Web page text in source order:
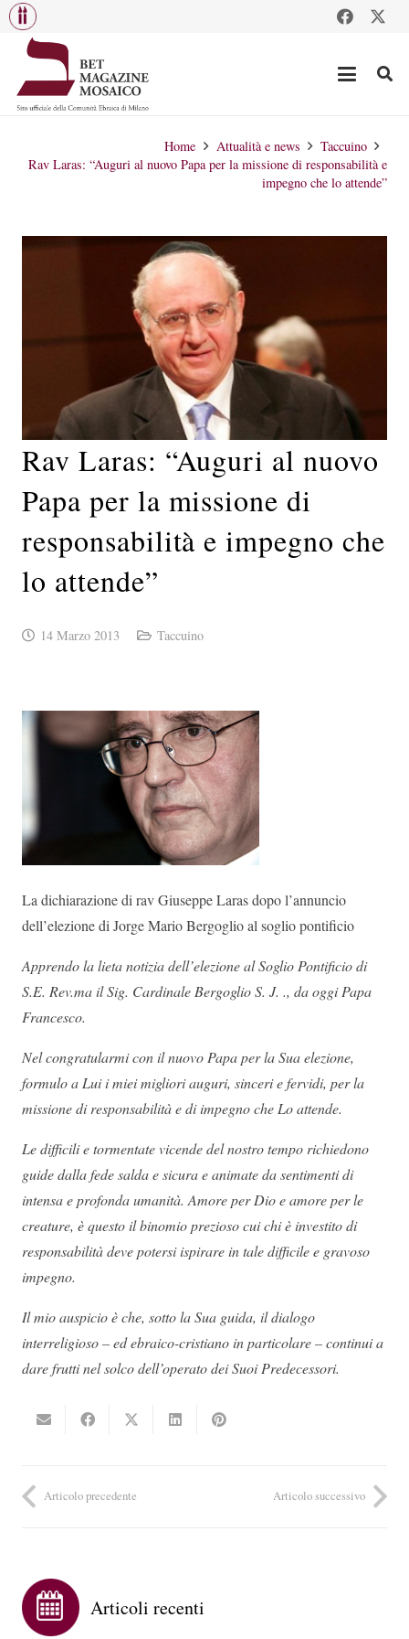
Home Attualità e news
Taccuino
Rav Laras: “Auguri al nuovo Papa per la missione di responsabilità e
impegno che lo attende”
Rav Laras: “Auguri al nuovo
Papa per la missione di
responsabilità e impegno che
lo attende”
14 Marzo 2013 Taccuino
La dichiarazione di rav Giuseppe Laras dopo l’annuncio
dell’elezione di Jorge Mario Bergoglio al soglio pontificio
Apprendo la lieta notizia dell’elezione al Soglio Pontificio di
S.E. Rev.ma il Sig. Cardinale Bergoglio S. J. ., da oggi Papa
Francesco.
Nel congratularmi con il nuovo Papa per la Sua elezione,
formulo a Lui i miei migliori auguri, sinceri e fervidi, per la
missione di responsabilità e di impegno che Lo attende.
Le difficili e tormentate vicende del nostro tempo richiedono
guide dalla fede salda e sicura e animate da sentimenti di
intensa e profonda umanità. Amore per Dio e amore per le
creature, è questo il binomio prezioso cui chi è investito di
responsabilità deve potersi ispirare in tale difficile e gravoso
impegno.
Il mio auspicio è che, sotto la Sua guida, il dialogo
interreligioso – ed ebraico-cristiano in particolare – continui a
dare frutti nel solco dell’operato dei Suoi Predecessori.
Articolo precedente Articolo successivo
Articoli recenti